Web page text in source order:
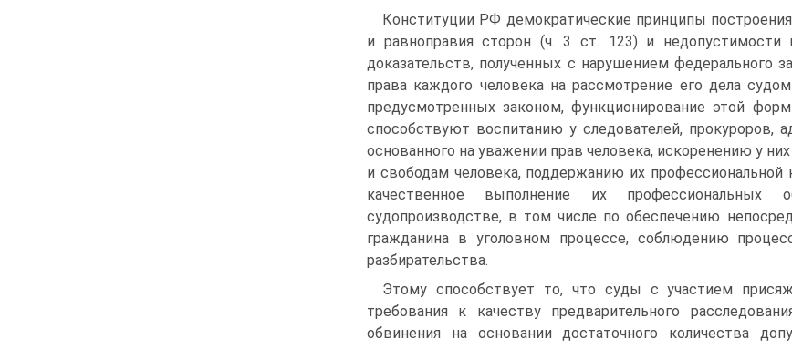
Конституции РФ демократические принципы
и равноправия сторон (ч. 3 ст. 123) и недопустимости
доказательств, полученных с нарушением федерального
права каждого человека на рассмотрение его дела
предусмотренных законом, функционирование этой
способствуют воспитанию у следователей, прокуроров,
основанного на уважении прав человека, искоренению у
и свободам человека, поддержанию их
качественное выполнение их профессиональных
судопроизводстве, в том числе по обеспечению
гражданина в уголовном процессе, соблюдению
разбирательства.
Этому способствует то, что суды с участием
требования к качеству предварительного
обвинения на основании достаточного количества